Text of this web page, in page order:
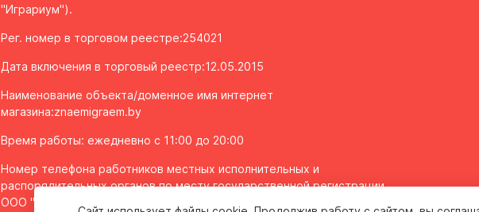
"Играриум").
Рег. номер в торговом реестре:254021
Дата включения в торговый реестр:12.05.2015
Наименование объекта/доменное имя интернет
магазина:znaemigraem.by
Время работы: ежедневно с 11:00 до 20:00
Номер телефона работников местных исполнительных и
распорядительных органов по месту государственной регистрации
ООО "Играриум", уполномоченных рассматривать обращения